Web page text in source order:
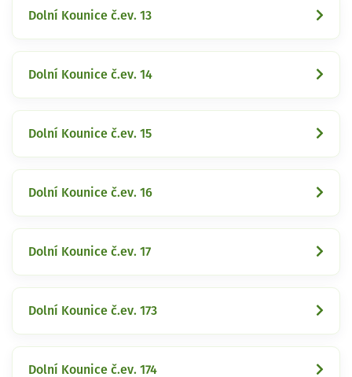
Dolní Kounice č.ev. 13
Dolní Kounice č.ev. 14
Dolní Kounice č.ev. 15
Dolní Kounice č.ev. 16
Dolní Kounice č.ev. 17
Dolní Kounice č.ev. 173
Dolní Kounice č.ev. 174